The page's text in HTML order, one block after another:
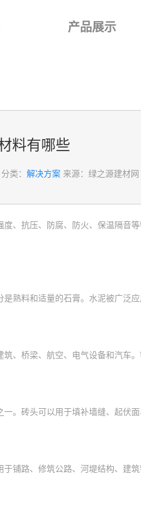
产品展示
料有哪些
分类： 解决方案 来源：绿之源建材网
、抗压、防腐、防火、保温隔音
熟料和适量的石膏。水泥被广泛
、桥梁、航空、电气设备和汽车
。砖头可以用于填补墙缝、起伏
铺路、修筑公路、河堤结构、建